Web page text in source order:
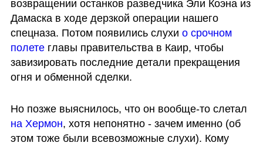
возвращении останков разведчика Эли Коэна из
Дамаска в ходе дерзкой операции нашего
спецназа. Потом появились слухи о срочном
полете главы правительства в Каир, чтобы
завизировать последние детали прекращения
огня и обменной сделки.
Но позже выяснилось, что он вообще-то слетал
на Хермон, хотя непонятно - зачем именно (об
этом тоже были всевозможные слухи). Кому